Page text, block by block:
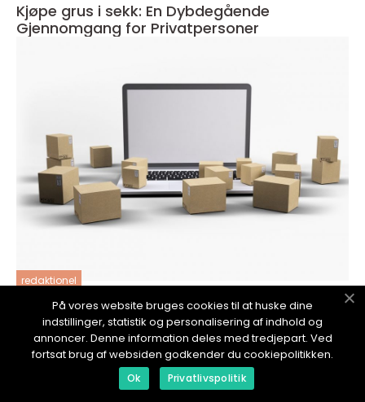
Kjøpe grus i sekk: En Dybdegående
Gjennomgang for Privatpersoner
redaktionel
17. January 2024
Hvor Kan Man Kjøpe Prime Drikke: En Grundig
Guide
På vores website bruges cookies til at huske dine
indstillinger, statistik og personalisering af indhold og
annoncer. Denne information deles med tredjepart. Ved
fortsat brug af websiden godkender du cookiepolitikken.
Ok Privatlivspolitik